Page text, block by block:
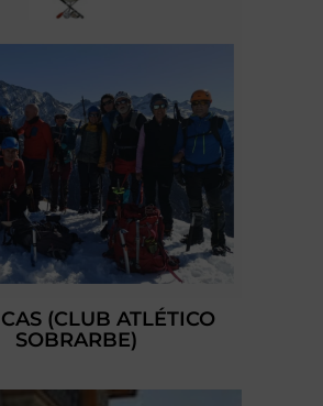
(CLUB ATLÉTICO
SOBRARBE)